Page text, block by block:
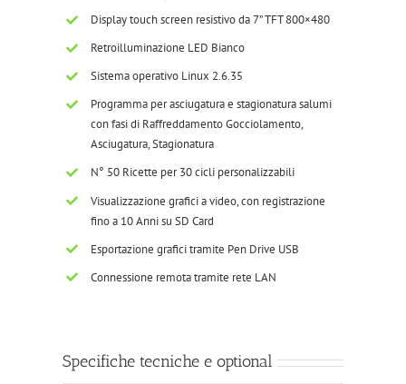
Display touch screen resistivo da 7” TFT 800×480
Retroilluminazione LED Bianco
Sistema operativo Linux 2.6.35
Programma per asciugatura e stagionatura salumi
con fasi di Raffreddamento Gocciolamento,
Asciugatura, Stagionatura
N° 50 Ricette per 30 cicli personalizzabili
Visualizzazione grafici a video, con registrazione
fino a 10 Anni su SD Card
Esportazione grafici tramite Pen Drive USB
Connessione remota tramite rete LAN
Specifiche tecniche e optional